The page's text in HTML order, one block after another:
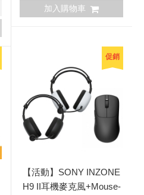
加入購物車
促銷
【活動】SONY INZONE
H9 II耳機麥克風+Mouse-